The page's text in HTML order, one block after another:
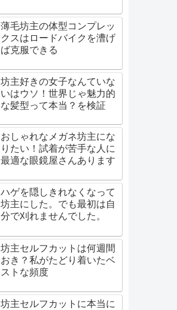
薄毛坊主の体型コンプレッ
クスはロードバイクを漕げ
ば克服できる
坊主好きの女子なんていな
いはウソ！世界じゃ魅力的
な髪型って本当？を検証
おしゃれなメガネ坊主にな
りたい！試着が苦手な人に
最適な眼鏡屋さんあります
ハゲを隠しきれなくなって
坊主にした。でも最初は自
分で刈れませんでした。
坊主セルフカットは何週間
おき？私がたどり着いたベ
ストな頻度
坊主セルフカットに本当に